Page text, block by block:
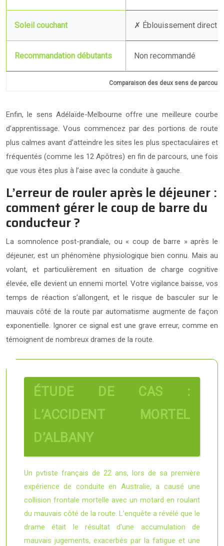
Comparaison des deux sens de
Soleil couchant ✗ Éblouissement direct
Recommandation débutants Non recommandé
Enfin, le sens Adélaïde-Melbourne offre une meilleure courbe
d’apprentissage. Vous commencez par des portions de route
plus calmes avant d’atteindre les sites les plus spectaculaires et
fréquentés (comme les 12 Apôtres) en fin de parcours, une fois
que vous êtes plus à l’aise avec la conduite à gauche.
L’erreur de rouler après le déjeuner :
comment gérer le coup de barre du
conducteur ?
La somnolence post-prandiale, ou « coup de barre » après le
déjeuner, est un phénomène physiologique bien connu. Mais au
volant, et particulièrement en situation de charge cognitive
élevée, elle devient un ennemi mortel. Votre vigilance baisse, vos
temps de réaction s’allongent, et le risque de basculer sur le
mauvais côté de la route par automatisme augmente de façon
exponentielle. Ignorer ce signal est une grave erreur, comme en
témoignent de nombreux drames de la route.
ÉTUDE DE CAS :
L’ACCIDENT MORTEL
D’ALBANY
Un pvtiste français de 22 ans, lors de sa première
expérience de conduite en Australie, a causé une
collision frontale mortelle avec un motard en roulant
du mauvais côté de la route. L’enquête a révélé que le
drame était le résultat d’une accumulation de
mauvais jugements, exacerbés par la fatigue et une